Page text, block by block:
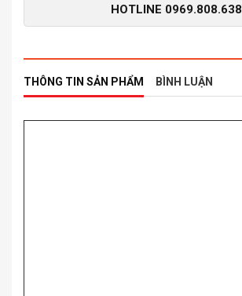
HOTLINE 0969.808.638
THÔNG TIN SẢN PHẨM BÌNH LUẬN